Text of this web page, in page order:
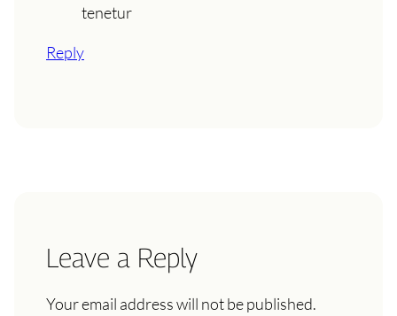
tenetur
Reply
Leave a Reply
Your email address will not be published.